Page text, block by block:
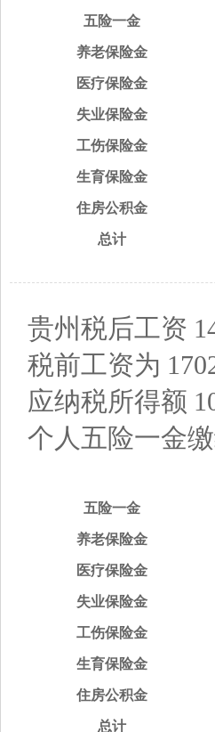
五险一金
养老保险金
医疗保险金
失业保险金
工伤保险金
生育保险金
住房公积金
总计
贵州税后工资
税前工资为
应纳税所得额
个人五险一金
五险一金
养老保险金
医疗保险金
失业保险金
工伤保险金
生育保险金
住房公积金
总计